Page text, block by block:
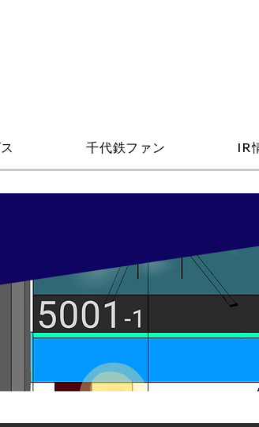
千代鉄ファン IR